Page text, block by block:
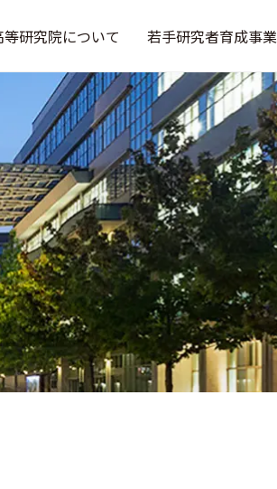
等研究院について 若手研究者育成事業